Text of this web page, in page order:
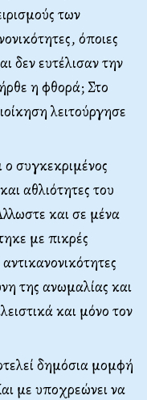
των
όποιες
δεν ευτέλισαν την
η φθορά; Στο
λειτούργησε
συγκεκριμένος
αθλιότητες του
και σε μένα
με πικρές
της ανωμαλίας και
και μόνο τον
δημόσια μομφή
με υποχρεώνει να